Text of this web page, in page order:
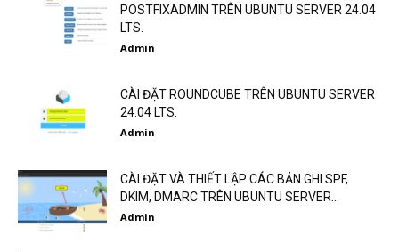
POSTFIXADMIN TRÊN UBUNTU SERVER 24.04
LTS.
Admin
CÀI ĐẶT ROUNDCUBE TRÊN UBUNTU SERVER
24.04 LTS.
Admin
CÀI ĐẶT VÀ THIẾT LẬP CÁC BẢN GHI SPF,
DKIM, DMARC TRÊN UBUNTU SERVER...
Admin